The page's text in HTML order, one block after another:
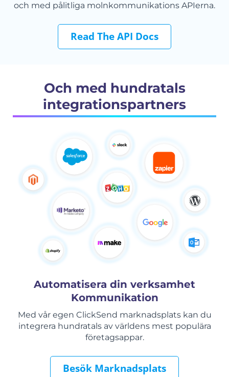
och med pålitliga molnkommunikations APIerna.
Read The API Docs
Och med hundratals
integrationspartners
Automatisera din verksamhet
Kommunikation
Med vår egen ClickSend marknadsplats kan du
integrera hundratals av världens mest populära
företagsappar.
Besök Marknadsplats